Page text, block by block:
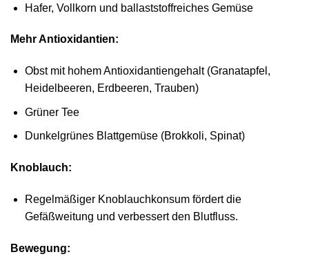
Hafer, Vollkorn und ballaststoffreiches Gemüse
Mehr Antioxidantien:
Obst mit hohem Antioxidantiengehalt (Granatapfel,
Heidelbeeren, Erdbeeren, Trauben)
Grüner Tee
Dunkelgrünes Blattgemüse (Brokkoli, Spinat)
Knoblauch:
Regelmäßiger Knoblauchkonsum fördert die
Gefäßweitung und verbessert den Blutfluss.
Bewegung: